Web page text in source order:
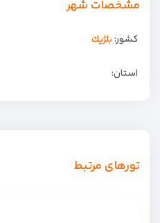
مشخصات شهر
کشور:بلژيك
استان:
تورهای مرتبط